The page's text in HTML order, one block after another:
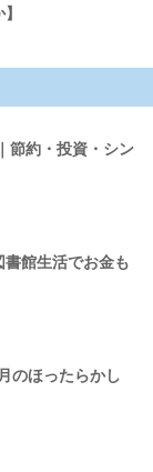
節約・投資・シン
館生活でお金も
のほったらかし